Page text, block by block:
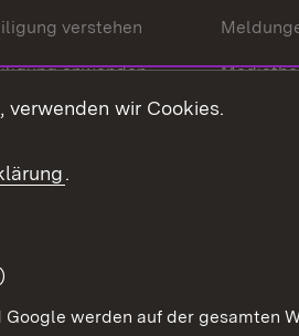
verstehen
anwenden
stärken
verwenden wir Cookies.
.
werden auf der gesamten